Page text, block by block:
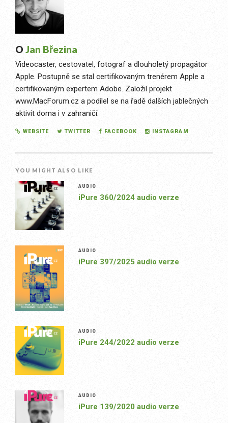
O Jan Březina
Videocaster, cestovatel, fotograf a dlouholetý propagátor
Apple. Postupně se stal certifikovaným trenérem Apple a
certifikovaným expertem Adobe. Založil projekt
www.MacForum.cz a podílel se na řadě dalších jablečných
aktivit doma i v zahraničí.
WEBSITE TWITTER FACEBOOK INSTAGRAM
YOU MIGHT ALSO LIKE
AUDIO
iPure 360/2024 audio verze
AUDIO
iPure 397/2025 audio verze
AUDIO
iPure 244/2022 audio verze
AUDIO
iPure 139/2020 audio verze